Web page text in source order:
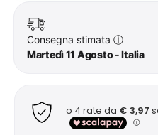
Consegna stimata ⓘ
Martedì 11 Agosto - Italia